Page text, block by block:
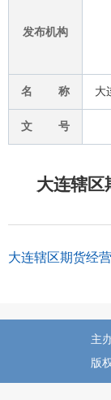
发布机构
名 称 大
文 号
大连辖区
大连辖区期货经
主
版